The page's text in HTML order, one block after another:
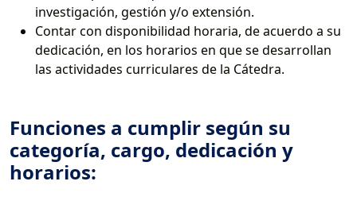
investigación, gestión y/o extensión.
Contar con disponibilidad horaria, de acuerdo a su
dedicación, en los horarios en que se desarrollan
las actividades curriculares de la Cátedra.
Funciones a cumplir según su
categoría, cargo, dedicación y
horarios: